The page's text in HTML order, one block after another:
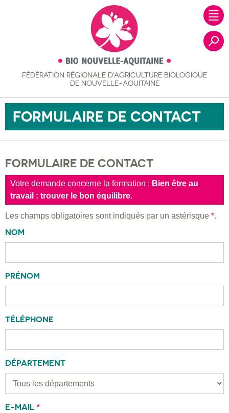
FÉDÉRATION RÉGIONALE D’AGRICULTURE BIOLOGIQUE
DE NOUVELLE-AQUITAINE
FORMULAIRE DE CONTACT
FORMULAIRE DE CONTACT
Votre demande concerne la formation : Bien être au
travail : trouver le bon équilibre.
Les champs obligatoires sont indiqués par un astérisque *.
NOM
PRÉNOM
TÉLÉPHONE
DÉPARTEMENT
E-MAIL *